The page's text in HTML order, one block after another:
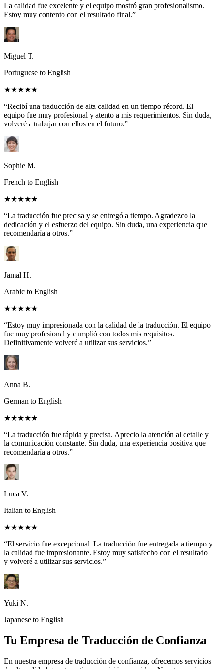
La calidad fue excelente y el equipo mostró gran profesionalismo.
Estoy muy contento con el resultado final.”
Miguel T.
Portuguese to English
★★★★★
“Recibí una traducción de alta calidad en un tiempo récord. El
equipo fue muy profesional y atento a mis requerimientos. Sin duda,
volveré a trabajar con ellos en el futuro.”
Sophie M.
French to English
★★★★★
“La traducción fue precisa y se entregó a tiempo. Agradezco la
dedicación y el esfuerzo del equipo. Sin duda, una experiencia que
recomendaría a otros.”
Jamal H.
Arabic to English
★★★★★
“Estoy muy impresionada con la calidad de la traducción. El equipo
fue muy profesional y cumplió con todos mis requisitos.
Definitivamente volveré a utilizar sus servicios.”
Anna B.
German to English
★★★★★
“La traducción fue rápida y precisa. Aprecio la atención al detalle y
la comunicación constante. Sin duda, una experiencia positiva que
recomendaría a otros.”
Luca V.
Italian to English
★★★★★
“El servicio fue excepcional. La traducción fue entregada a tiempo y
la calidad fue impresionante. Estoy muy satisfecho con el resultado
y volveré a utilizar sus servicios.”
Yuki N.
Japanese to English
Tu Empresa de Traducción de Confianza
En nuestra empresa de traducción de confianza, ofrecemos servicios